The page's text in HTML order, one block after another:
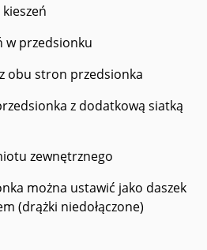
w przedsionku
obu stron przedsionka
z dodatkową siatką
zewnętrznego
można ustawić jako daszek
(drążki niedołączone)